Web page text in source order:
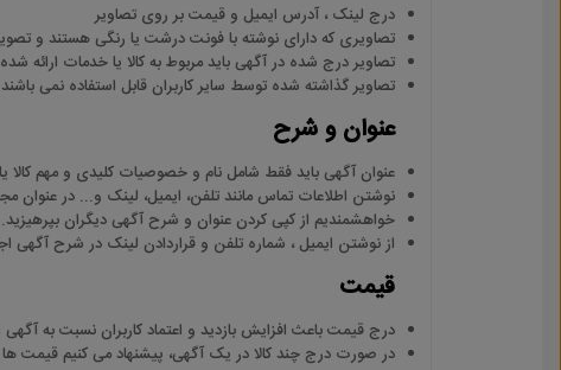
درج لینک ، آدرس ایمیل و قیمت بر روی تصاویر
تصاویری که دارای نوشته با فونت درشت یا رنگی هستند و
تصاویر درج شده در آگهی باید مربوط به کالا یا خدمات ارائه
تصاویر گذاشته شده توسط سایر کاربران قابل استفاده نمی باشند. (آگهی های دارای
عنوان و شرح
عنوان آگهی باید فقط شامل نام و خصوصیات کلیدی و مهم
نوشتن اطلاعات تماس مانند تلفن، ایمیل، لینک و... در عنوان
خواهشمندیم از کپی کردن عنوان و شرح آگهی دیگران بپرهیزید.
از نوشتن ایمیل ، شماره تلفن و قراردادن لینک در شرح آگهی
قیمت
درج قیمت باعث افزایش بازدید و اعتماد کاربران نسبت به
در صورت درج چند کالا در یک آگهی، پیشنهاد می کنیم قیمت